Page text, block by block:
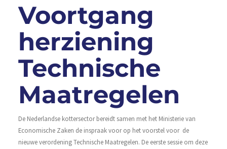
Voortgang
herziening
Technische
Maatregelen
De Nederlandse kottersector bereidt samen met het Ministerie van
Economische Zaken de inspraak voor op het voorstel voor de
nieuwe verordening Technische Maatregelen. De eerste sessie om deze